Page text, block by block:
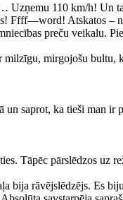
110 km/h! Un
Ffff—word! Atskatos
preču veikalu.
mirgojošu
saprot, ka tieši man ir
Tāpēc pārslēdzos uz
bija rāvējslēdzējs. Es